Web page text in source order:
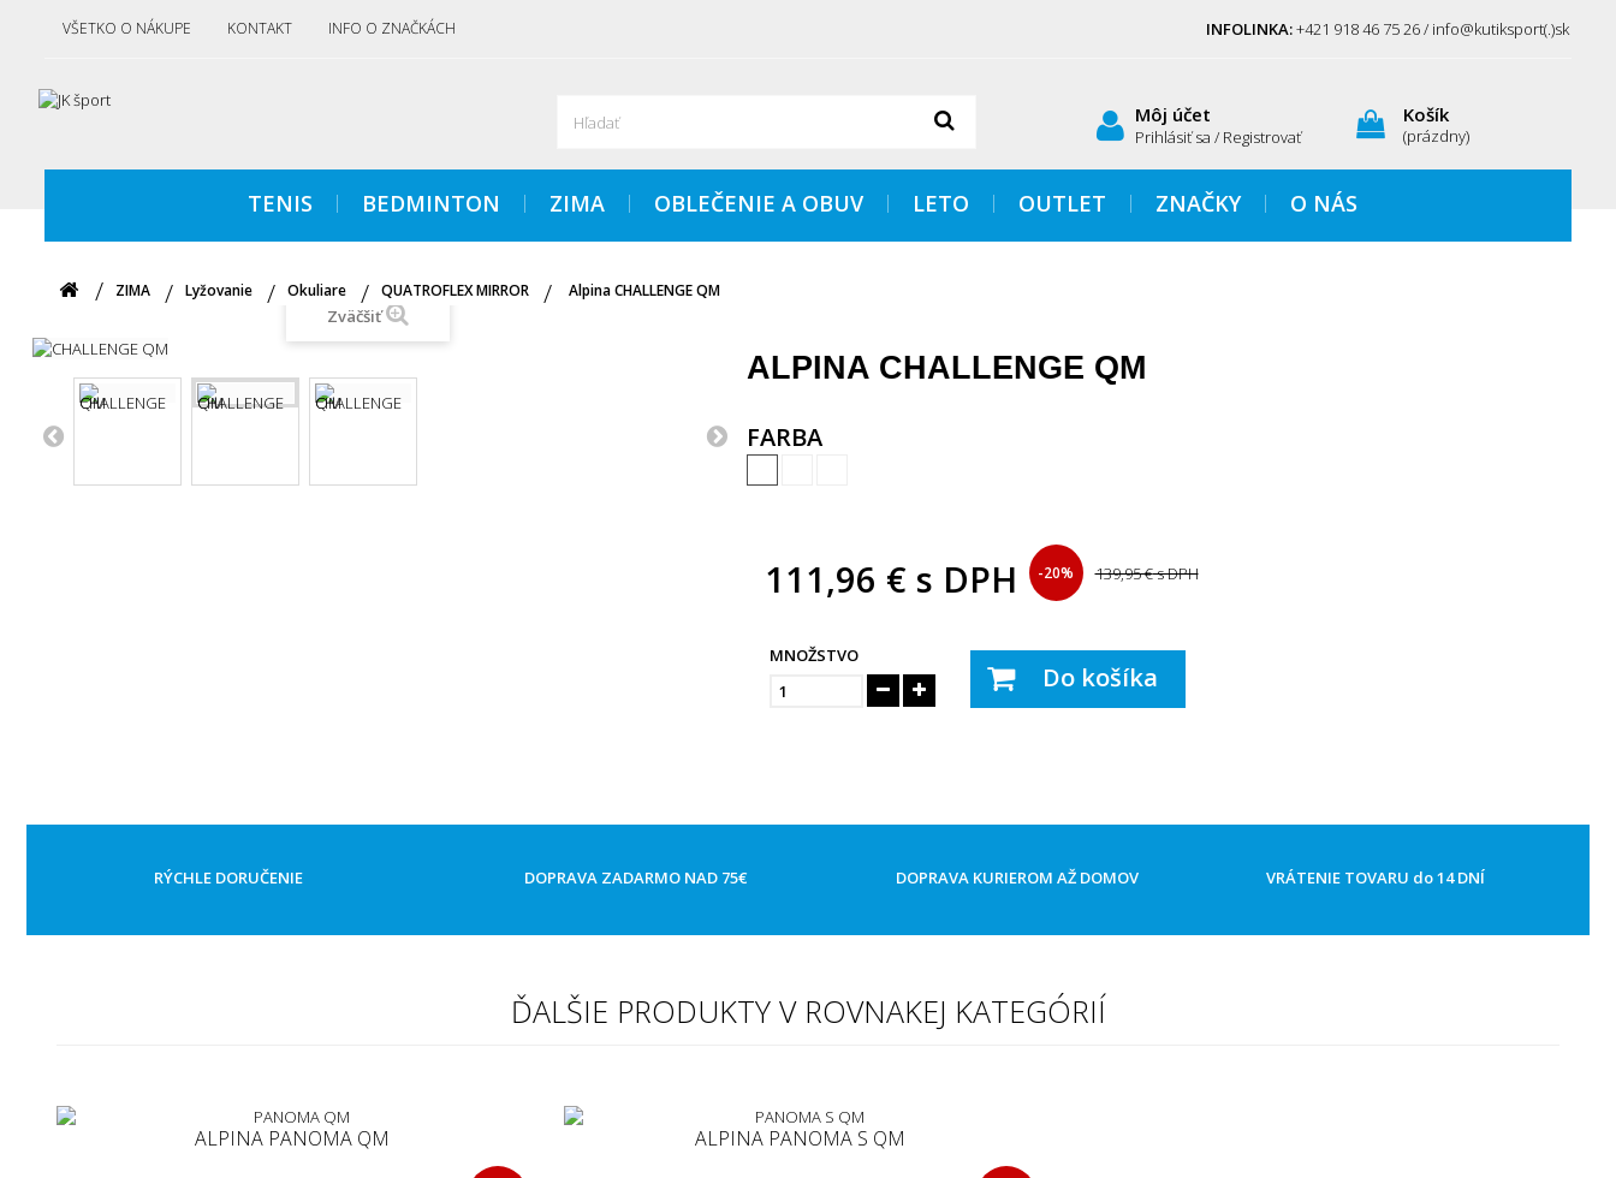
INFOLINKA:+421 918 46 75 26 / info@kutiksport(.)sk
VŠETKO O NÁKUPE KONTAKT INFO O ZNAČKÁCH
Košík
(prázdny)
Môj účet
Prihlásiť sa / Registrovať
TENIS BEDMINTON ZIMA OBLEČENIE A OBUV LETO OUTLET ZNAČKY O NÁS
ZIMA Lyžovanie Okuliare QUATROFLEX MIRROR Alpina CHALLENGE QM
Zväčšiť
ALPINA CHALLENGE QM
FARBA
111,96 € s DPH -20% 139,95 €s DPH
MNOŽSTVO
Do košíka
RÝCHLE DORUČENIE DOPRAVA ZADARMO NAD 75€ DOPRAVA KURIEROM AŽ DOMOV VRÁTENIE TOVARU do 14 DNÍ
ĎALŠIE PRODUKTY V ROVNAKEJ KATEGÓRIÍ
ALPINA PANOMA QM ALPINA PANOMA S QM